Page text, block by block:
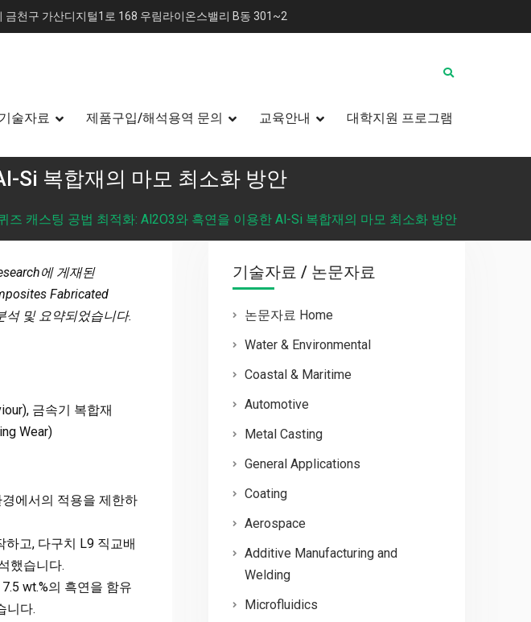
금천구 가산디지털1로 168 우림라이온스밸리 B동 301~2
기술자료 제품구입/해석용역 문의 교육안내 대학지원 프로그램
Si 복합재의 마모 최소화 방안
즈 캐스팅 공법 최적화: Al2O3와 흑연을 이용한 Al-Si 복합재의 마모 최소화 방안
에 게재된
Fabricated
석 및 요약되었습니다.
금속기 복합재
Wear)
에서의 적용을 제한하
고, 다구치 L9 직교배
했습니다.
wt.%의 흑연을 함유
니다.
기술자료 / 논문자료
논문자료 Home
Water & Environmental
Coastal & Maritime
Automotive
Metal Casting
General Applications
Coating
Aerospace
Additive Manufacturing and
Welding
Microfluidics